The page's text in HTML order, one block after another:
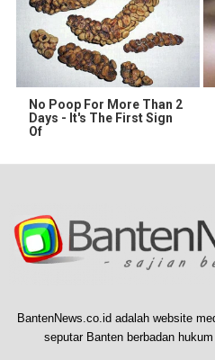
No Poop For More Than 2
Days - It's The First Sign
Of
BantenNews.co.id adalah website
seputar Banten berbadan